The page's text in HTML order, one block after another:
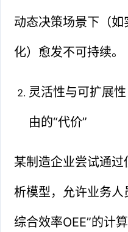
动态决策场景下（
化）愈发不可持续。
灵活性与可扩展
由的“代价”
某制造企业尝试通
析模型，允许业务
综合效率OEE”的计